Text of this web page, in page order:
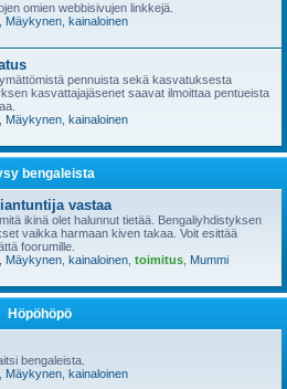
omien webbisivujen linkkejä.
Mäykynen kainaloinen
pennuista sekä kasvatuksesta
kasvattajajäsenet saavat ilmoittaa pentueista
Mäykynen kainaloinen
bengaleista
vastaa
ikinä olet halunnut tietää. Bengaliyhdistyksen
vaikka harmaan kiven takaa. Voit esittää
foorumille.
Mäykynen kainaloinen toimitus Mummi
Höpöhöpö
bengaleista.
Mäykynen kainaloinen